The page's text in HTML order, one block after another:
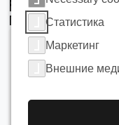
Статистика
Маркетинг
Внешние